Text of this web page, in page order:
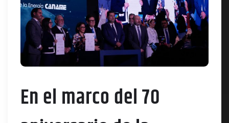
En el marco del 70